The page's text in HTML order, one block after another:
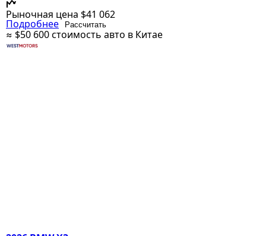
Рыночная цена $41 062
Подробнее Рассчитать
≈ $50 600стоимость авто в Китае